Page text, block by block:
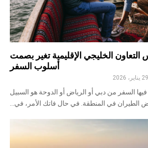
الخليجي الإقليمية تغير بصمت
أسلوب السفر
29 يناير، 2026
السفر من دبي أو الرياض أو الدوحة هو السبيل
الطيران في المنطقة. في حال فاتك الأمر، في...